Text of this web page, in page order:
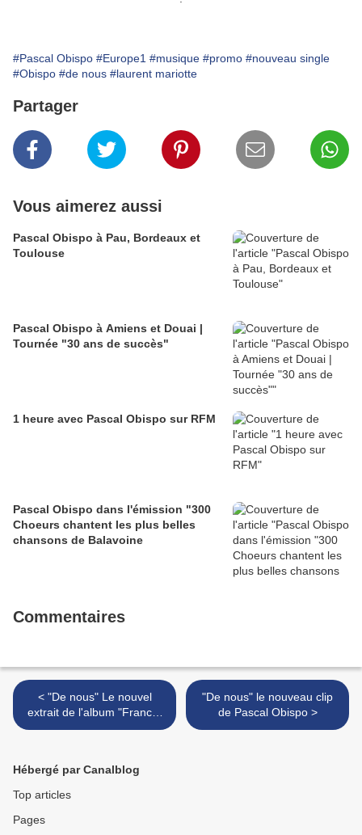
#Pascal Obispo #Europe1 #musique #promo #nouveau single
#Obispo #de nous #laurent mariotte
Partager
Vous aimerez aussi
Pascal Obispo à Pau, Bordeaux et
Toulouse
Pascal Obispo à Amiens et Douai |
Tournée "30 ans de succès"
1 heure avec Pascal Obispo sur RFM
Pascal Obispo dans l'émission "300
Choeurs chantent les plus belles
chansons de Balavoine
Commentaires
< "De nous" Le nouvel
extrait de l'album "France"
de Pascal Obispo
"De nous" le nouveau clip
de Pascal Obispo >
Hébergé par Canalblog
Top articles
Pages